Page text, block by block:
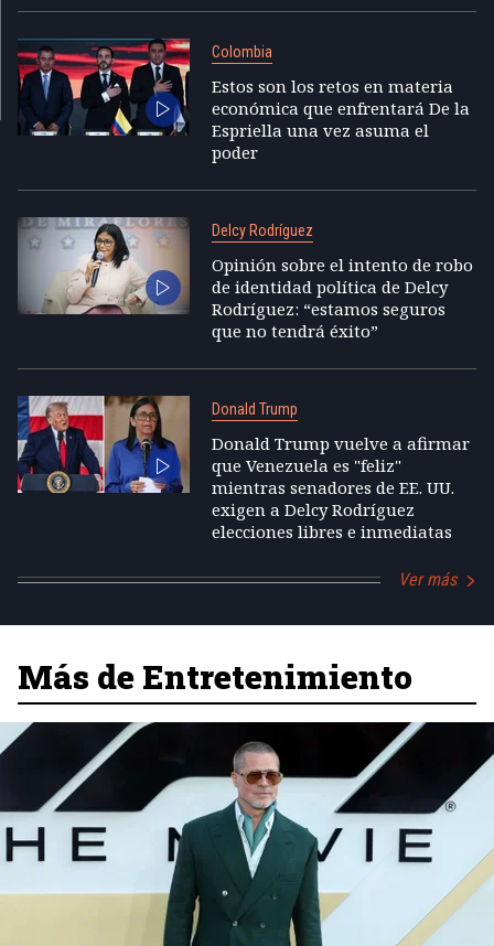
Colombia
Estos son los retos en materia
económica que enfrentará De la
Espriella una vez asuma el
poder
Delcy Rodríguez
Opinión sobre el intento de robo
de identidad política de Delcy
Rodríguez: “estamos seguros
que no tendrá éxito”
Donald Trump
Donald Trump vuelve a afirmar
que Venezuela es "feliz"
mientras senadores de EE. UU.
exigen a Delcy Rodríguez
elecciones libres e inmediatas
Ver más
Más de Entretenimiento